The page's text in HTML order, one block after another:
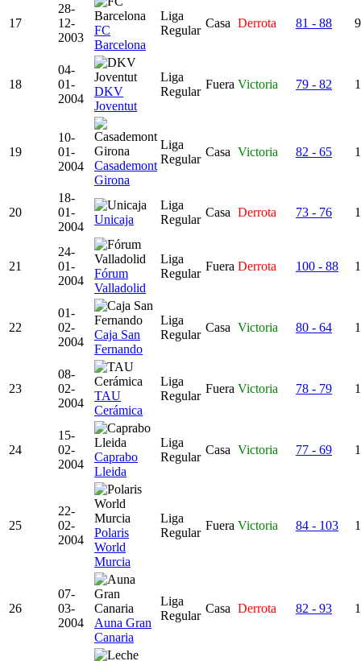
17
28-
12-
2003
FC
Barcelona
Liga
Regular
Casa Derrota 81 - 88
18
04-
01-
2004
DKV
Joventut
Liga
Regular
Fuera Victoria 79 - 82
19
10-
01-
2004
Casademont
Girona
Liga
Regular
Casa Victoria 82 - 65
20
18-
01-
2004
Unicaja
Liga
Regular
Casa Derrota 73 - 76
21
24-
01-
2004
Fórum
Valladolid
Liga
Regular
Fuera Derrota 100 - 88
22
01-
02-
2004
Caja San
Fernando
Liga
Regular
Casa Victoria 80 - 64
23
08-
02-
2004
TAU
Cerámica
Liga
Regular
Fuera Victoria 78 - 79
24
15-
02-
2004
Caprabo
Lleida
Liga
Regular
Casa Victoria 77 - 69
25
22-
02-
2004
Polaris
World
Murcia
Liga
Regular
Fuera Victoria 84 - 103
26
07-
03-
2004
Auna Gran
Canaria
Liga
Regular
Casa Derrota 82 - 93